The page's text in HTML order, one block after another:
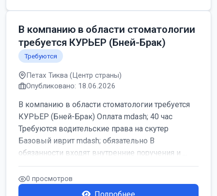
В компанию в области стоматологии
требуется КУРЬЕР (Бней-Брак)
Требуются
Петах Тиква (Центр страны)
Опубликовано: 18.06.2026
В компанию в области стоматологии требуется
КУРЬЕР (Бней-Брак) Оплата mdash; 40 час
Требуются водительские права на скутер
Базовый иврит mdash; обязательно В
обязанности входят внутренние поручения и ...
0 просмотров